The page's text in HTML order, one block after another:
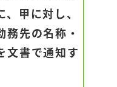
甲に対し、
先の名称・
文書で通知す